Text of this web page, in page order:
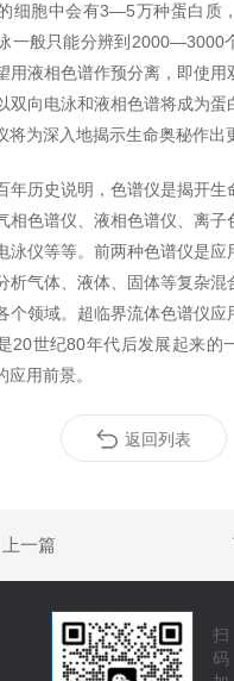
细胞中会有3―5万种蛋白质
一般只能分辨到2000―3000
用液相色谱作预分离，即使用
双向电泳和液相色谱将成为蛋
将为深入地揭示生命奥秘作出
年历史说明，色谱仪是揭开
相色谱仪、液相色谱仪、离子
泳仪等等。前两种色谱仪是应
析气体、液体、固体等复杂混
个领域。超临界流体色谱仪应
20世纪80年代后发展起来的
用前景。
返回列表
上一篇
扫
码